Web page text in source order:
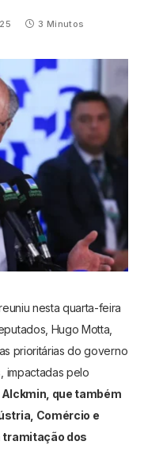
3 Minutos
nesta quarta-feira
Hugo Motta,
prioritárias do governo
impactadas pelo
Alckmin, que também
Comércio e
tramitação dos